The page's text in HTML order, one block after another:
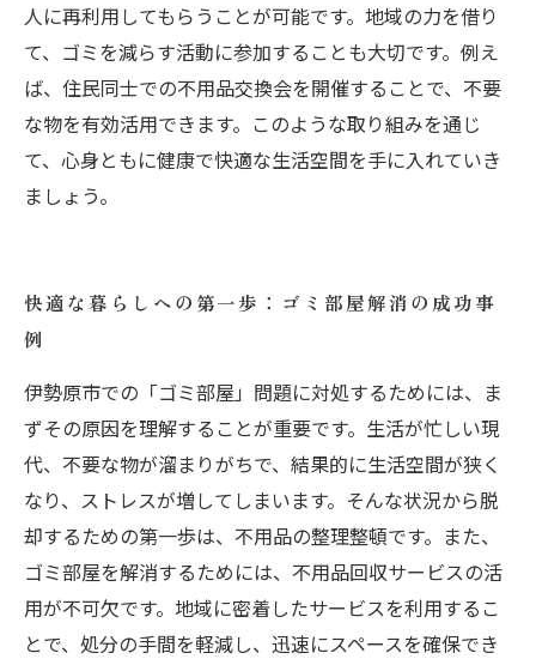
人に再利用してもらうことが可能です。地域の力を借り
て、ゴミを減らす活動に参加することも大切です。例え
ば、住民同士での不用品交換会を開催することで、不要
な物を有効活用できます。このような取り組みを通じ
て、心身ともに健康で快適な生活空間を手に入れていき
ましょう。
快適な暮らしへの第一歩：ゴミ部屋解消の成功事
例
伊勢原市での「ゴミ部屋」問題に対処するためには、ま
ずその原因を理解することが重要です。生活が忙しい現
代、不要な物が溜まりがちで、結果的に生活空間が狭く
なり、ストレスが増してしまいます。そんな状況から脱
却するための第一歩は、不用品の整理整頓です。また、
ゴミ部屋を解消するためには、不用品回収サービスの活
用が不可欠です。地域に密着したサービスを利用するこ
とで、処分の手間を軽減し、迅速にスペースを確保でき